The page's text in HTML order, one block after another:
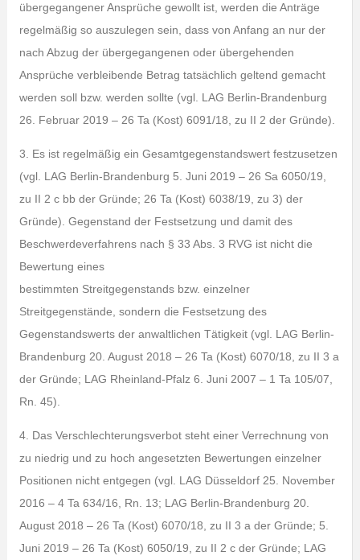
übergegangener Ansprüche gewollt ist, werden die Anträge
regelmäßig so auszulegen sein, dass von Anfang an nur der
nach Abzug der übergegangenen oder übergehenden
Ansprüche verbleibende Betrag tatsächlich geltend gemacht
werden soll bzw. werden sollte (vgl. LAG Berlin-Brandenburg
26. Februar 2019 – 26 Ta (Kost) 6091/18, zu II 2 der Gründe).
3. Es ist regelmäßig ein Gesamtgegenstandswert festzusetzen
(vgl. LAG Berlin-Brandenburg 5. Juni 2019 – 26 Sa 6050/19,
zu II 2 c bb der Gründe; 26 Ta (Kost) 6038/19, zu 3) der
Gründe). Gegenstand der Festsetzung und damit des
Beschwerdeverfahrens nach § 33 Abs. 3 RVG ist nicht die
Bewertung eines
bestimmten Streitgegenstands bzw. einzelner
Streitgegenstände, sondern die Festsetzung des
Gegenstandswerts der anwaltlichen Tätigkeit (vgl. LAG Berlin-
Brandenburg 20. August 2018 – 26 Ta (Kost) 6070/18, zu II 3 a
der Gründe; LAG Rheinland-Pfalz 6. Juni 2007 – 1 Ta 105/07,
Rn. 45).
4. Das Verschlechterungsverbot steht einer Verrechnung von
zu niedrig und zu hoch angesetzten Bewertungen einzelner
Positionen nicht entgegen (vgl. LAG Düsseldorf 25. November
2016 – 4 Ta 634/16, Rn. 13; LAG Berlin-Brandenburg 20.
August 2018 – 26 Ta (Kost) 6070/18, zu II 3 a der Gründe; 5.
Juni 2019 – 26 Ta (Kost) 6050/19, zu II 2 c der Gründe; LAG